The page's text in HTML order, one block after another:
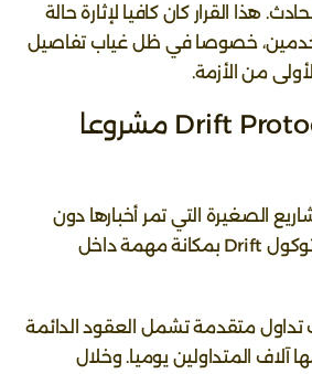
هذا القرار كان كافيا لإثارة حالة
خصوصا في ظل غياب تفاصيل
من الأزمة.
لماذا يعتبر Drift Protocol مشروعا
الصغيرة التي تمر أخبارها دون
ضجة كبيرة، يتمتع بروتوكول Drift بمكانة مهمة داخل
متقدمة تشمل العقود الدائمة
آلاف المتداولين يوميا. وخلال